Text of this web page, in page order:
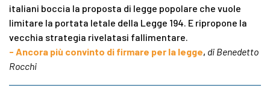
italiani boccia la proposta di legge popolare che vuole
limitare la portata letale della Legge 194. E ripropone la
vecchia strategia rivelatasi fallimentare.
- Ancora più convinto di firmare per la legge, di Benedetto
Rocchi